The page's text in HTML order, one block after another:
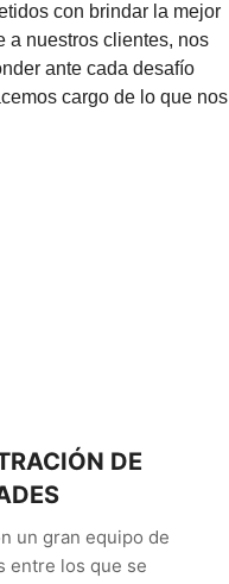
con brindar la mejor
a nuestros clientes, nos
ante cada desafío
cargo de lo que nos
DE
un gran equipo de
entre los que se